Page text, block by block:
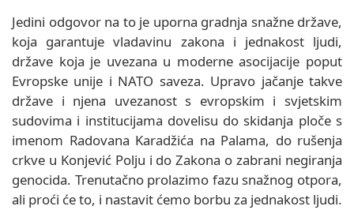
Jedini odgovor na to je uporna gradnja snažne države,
koja garantuje vladavinu zakona i jednakost ljudi,
države koja je uvezana u moderne asocijacije poput
Evropske unije i NATO saveza. Upravo jačanje takve
države i njena uvezanost s evropskim i svjetskim
sudovima i institucijama dovelisu do skidanja ploče s
imenom Radovana Karadžića na Palama, do rušenja
crkve u Konjević Polju i do Zakona o zabrani negiranja
genocida. Trenutačno prolazimo fazu snažnog otpora,
ali proći će to, i nastavit ćemo borbu za jednakost ljudi.